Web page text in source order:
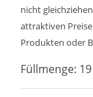
nicht
attraktiven
Produkten oder
Füllmenge: